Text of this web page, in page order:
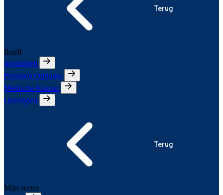
Terug
Ikzelf
Invaliditeit
Pensioen Opbouw
Medische Kosten
Overlijden
Terug
Mijn sector